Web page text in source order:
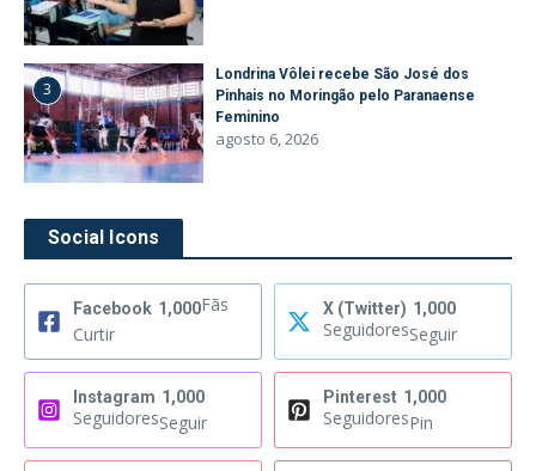
3
Londrina Vôlei recebe São José dos
Pinhais no Moringão pelo Paranaense
Feminino
agosto 6, 2026
Social Icons
Facebook 1,000Fãs
Curtir
X (Twitter) 1,000
SeguidoresSeguir
Instagram 1,000
SeguidoresSeguir
Pinterest 1,000
SeguidoresPin